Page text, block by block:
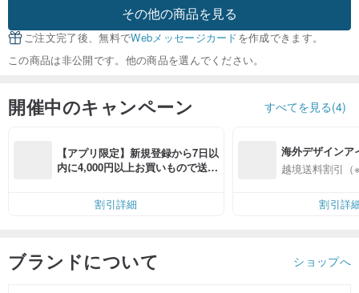
その他の商品を見る
ご注文完了後、無料でWebメッセージカードを作成できます。
この商品は非公開です。他の商品を選んでください。
開催中のキャンペーン すべてを見る(4)
【アプリ限定】新規登録から7日以
内に4,000円以上お買いもので送料
割引詳細
海外デザインア
入
越境送料割引（
割引詳
ブランドについて ショップへ